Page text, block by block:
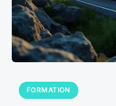
FORMATION